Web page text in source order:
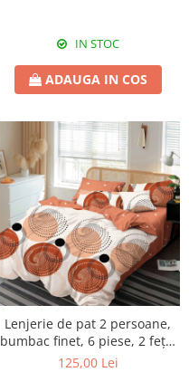
IN STOC
ADAUGA IN COS
Lenjerie de pat 2 persoane,
bumbac finet, 6 piese, 2 fețe,
SP823
125,00 Lei